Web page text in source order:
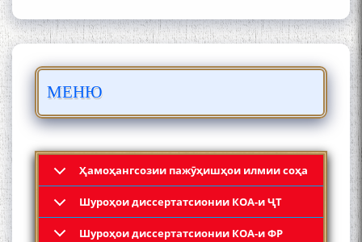
МЕНЮ
Ҳамоҳангсозии пажӯҳишҳои илмии соҳа
Шyроҳои диссертатсионии КОА-и ҶТ
Шyроҳои диссертатсионии КОА-и ФР
БО 4 000 000 СОМОНӢ
МӮЪМИН ҚАНОАТ СОХТА
Кадамчо Худои Шарифзода